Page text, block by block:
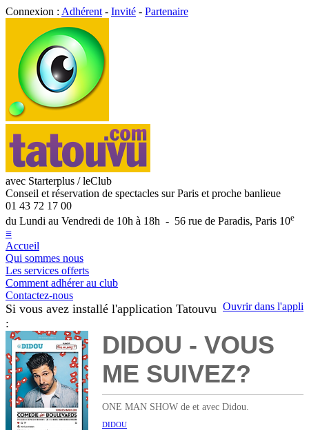
Connexion : Adhérent - Invité - Partenaire
avec Starterplus / leClub
Conseil et réservation de spectacles sur Paris et proche banlieue
01 43 72 17 00
du Lundi au Vendredi de 10h à 18h - 56 rue de Paradis, Paris 10e
≡
Accueil
Qui sommes nous
Les services offerts
Comment adhérer au club
Contactez-nous
Ouvrir dans l'appli
Si vous avez installé l'application Tatouvu
:
DIDOU - VOUS
ME SUIVEZ?
ONE MAN SHOW de et avec Didou.
DIDOU